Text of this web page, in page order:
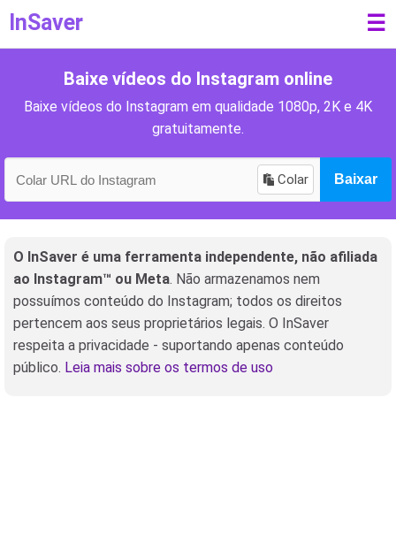
InSaver ☰
Baixe vídeos do Instagram online
Baixe vídeos do Instagram em qualidade 1080p, 2K e 4K
gratuitamente.
Colar Baixar
O InSaver é uma ferramenta independente, não afiliada
ao Instagram™ ou Meta. Não armazenamos nem
possuímos conteúdo do Instagram; todos os direitos
pertencem aos seus proprietários legais. O InSaver
respeita a privacidade - suportando apenas conteúdo
público. Leia mais sobre os termos de uso